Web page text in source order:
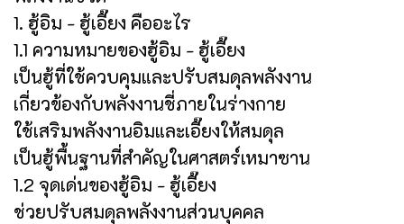
1. ฮู้อิม - ฮู้เอี๊ยง คืออะไร
1.1 ความหมายของฮู้อิม - ฮู้เอี๊ยง
เป็นฮู้ที่ใช้ควบคุมและปรับสมดุลพลังงาน
เกี่ยวข้องกับพลังงานชี่ภายในร่างกาย
ใช้เสริมพลังงานอิมและเอี๊ยงให้สมดุล
เป็นฮู้พื้นฐานที่สำคัญในศาสตร์เหมาซาน
1.2 จุดเด่นของฮู้อิม - ฮู้เอี๊ยง
ช่วยปรับสมดุลพลังงานส่วนบุคคล